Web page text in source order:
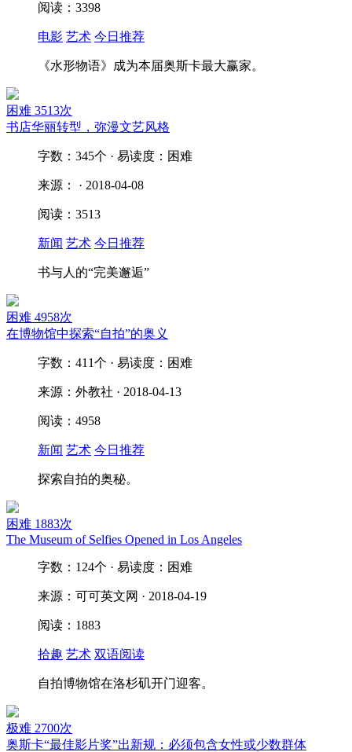
阅读：3398
电影 艺术 今日推荐
《水形物语》成为本届奥斯卡最大赢家。
困难 3513次
书店华丽转型，弥漫文艺风格
字数：345个 · 易读度：困难
来源： · 2018-04-08
阅读：3513
新闻 艺术 今日推荐
书与人的“完美邂逅”
困难 4958次
在博物馆中探索“自拍”的奥义
字数：411个 · 易读度：困难
来源：外教社 · 2018-04-13
阅读：4958
新闻 艺术 今日推荐
探索自拍的奥秘。
困难 1883次
The Museum of Selfies Opened in Los Angeles
字数：124个 · 易读度：困难
来源：可可英文网 · 2018-04-19
阅读：1883
拾趣 艺术 双语阅读
自拍博物馆在洛杉矶开门迎客。
极难 2700次
奥斯卡“最佳影片奖”出新规：必须包含女性或少数群体